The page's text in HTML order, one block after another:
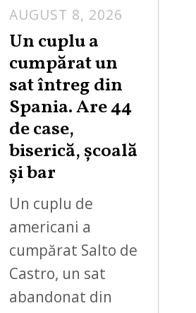
AUGUST 8, 2026
Un cuplu a
cumpărat un
sat întreg din
Spania. Are 44
de case,
biserică, școală
și bar
Un cuplu de
americani a
cumpărat Salto de
Castro, un sat
abandonat din